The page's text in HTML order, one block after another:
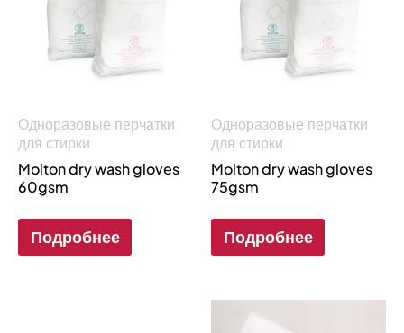
Одноразовые перчатки
для стирки
Molton dry wash gloves
60gsm
Подробнее
Одноразовые перчатки
для стирки
Molton dry wash gloves
75gsm
Подробнее